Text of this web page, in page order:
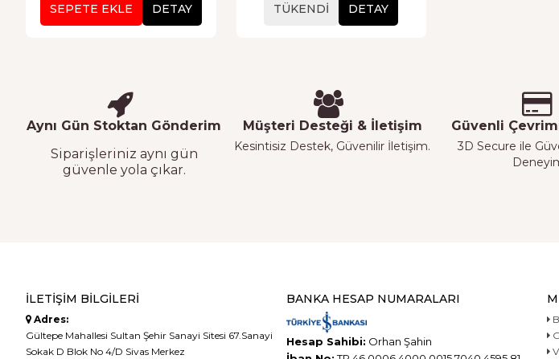
SEPETE EKLE DETAY TÜKENDI DETAY
Aynı Gün Stoktan Gönderim
Siparişleriniz aynı gün
güvenle yola çıkar.
Müşteri Desteği & İletişim
Kesintisiz Destek, Güvenilir İletişim.
Güvenli
3D Secure ile
İLETIŞIM BILGILERI
Adres:
Gültepe Mahallesi Sultan Şehir Sanayi Sitesi 67.Sanayi
Sokak D Blok No 4/D Sivas Merkez
BANKA HESAP NUMARALARI
Hesap Sahibi: Orhan Şahin